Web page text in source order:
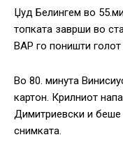
Џуд Белингем во
топката заврши во
ВАР го поништи
Во 80. минута
картон. Крилниот
Димитриевски и беше
снимката.